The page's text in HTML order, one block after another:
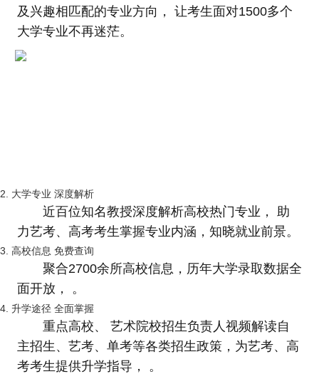
及兴趣相匹配的专业方向， 让考生面对1500多个
大学专业不再迷茫。
2. 大学专业 深度解析
近百位知名教授深度解析高校热门专业， 助
力艺考、高考考生掌握专业内涵，知晓就业前景。
3. 高校信息 免费查询
聚合2700余所高校信息，历年大学录取数据全
面开放， 。
4. 升学途径 全面掌握
重点高校、 艺术院校招生负责人视频解读自
主招生、艺考、单考等各类招生政策，为艺考、高
考考生提供升学指导， 。